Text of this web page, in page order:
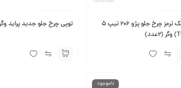
دیسک ترمز چرخ جلو پژو 206 تیپ 5
توپی چرخ جلو جدید پراید
ناموجود